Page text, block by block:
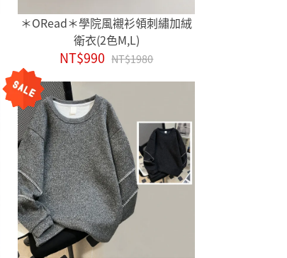
＊ORead＊學院風襯衫領刺繡加絨
衛衣(2色M,L)
NT$990 NT$1980